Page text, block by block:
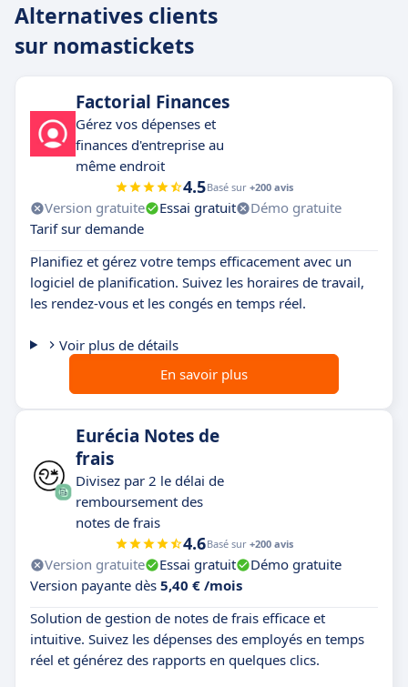
Alternatives clients
sur nomastickets
Factorial Finances
Gérez vos dépenses et
finances d'entreprise au
même endroit
4.5Basé sur +200 avis
Version gratuite Essai gratuit
Démo gratuite
Tarif sur demande
Planifiez et gérez votre temps efficacement avec un
logiciel de planification. Suivez les horaires de travail,
les rendez-vous et les congés en temps réel.
Voir plus de détails
En savoir plus
Eurécia Notes de
frais
Divisez par 2 le délai de
remboursement des
notes de frais
4.6Basé sur +200 avis
Version gratuite Essai gratuit
Démo gratuite
Version payante dès 5,40 € /mois
Solution de gestion de notes de frais efficace et
intuitive. Suivez les dépenses des employés en temps
réel et générez des rapports en quelques clics.